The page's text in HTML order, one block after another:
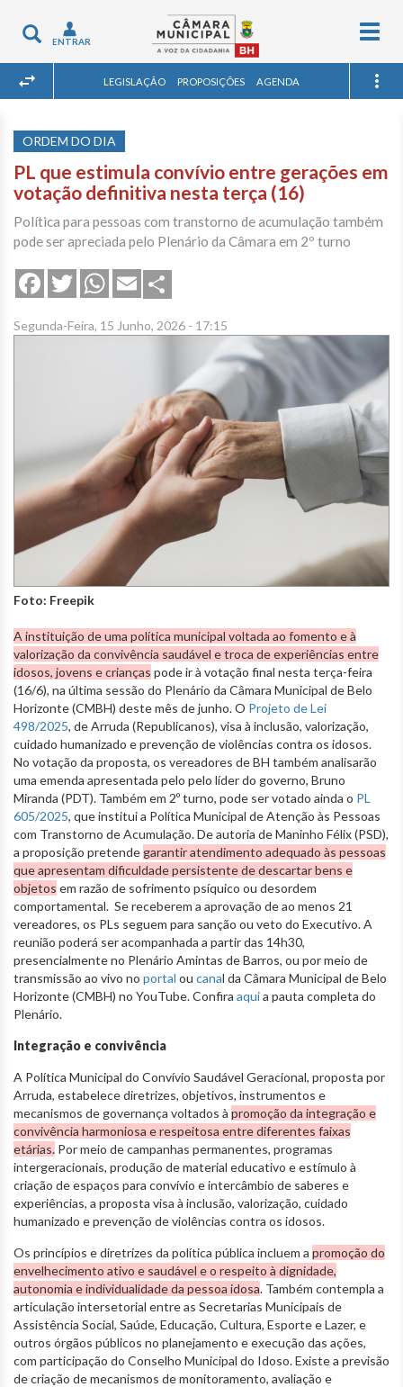
Toggle
navigation
ENTRAR
LEGISLAÇÃO PROPOSIÇÕES AGENDA
ORDEM DO DIA
PL que estimula convívio entre gerações em
votação definitiva nesta terça (16)
Política para pessoas com transtorno de acumulação também
pode ser apreciada pelo Plenário da Câmara em 2º turno
FacebookTwitterWhatsApp
Email
Segunda-Feira, 15 Junho, 2026 - 17:15
Foto: Freepik
A instituição de uma política municipal voltada ao fomento e à
valorização da convivência saudável e troca de experiências entre
idosos, jovens e crianças pode ir à votação final nesta terça-feira
(16/6), na última sessão do Plenário da Câmara Municipal de Belo
Horizonte (CMBH) deste mês de junho. O Projeto de Lei
498/2025, de Arruda (Republicanos), visa à inclusão, valorização,
cuidado humanizado e prevenção de violências contra os idosos.
No votação da proposta, os vereadores de BH também analisarão
uma emenda apresentada pelo pelo líder do governo, Bruno
Miranda (PDT). Também em 2º turno, pode ser votado ainda o PL
605/2025, que institui a Política Municipal de Atenção às Pessoas
com Transtorno de Acumulação. De autoria de Maninho Félix (PSD),
a proposição pretende garantir atendimento adequado às pessoas
que apresentam dificuldade persistente de descartar bens e
objetos em razão de sofrimento psíquico ou desordem
comportamental. Se receberem a aprovação de ao menos 21
vereadores, os PLs seguem para sanção ou veto do Executivo. A
reunião poderá ser acompanhada a partir das 14h30,
presencialmente no Plenário Amintas de Barros, ou por meio de
transmissão ao vivo no portal ou canal da Câmara Municipal de Belo
Horizonte (CMBH) no YouTube. Confira aquia pauta completa do
Plenário.
Integração e convivência
A Política Municipal do Convívio Saudável Geracional, proposta por
Arruda, estabelece diretrizes, objetivos, instrumentos e
mecanismos de governança voltados à promoção da integração e
convivência harmoniosa e respeitosa entre diferentes faixas
etárias. Por meio de campanhas permanentes, programas
intergeracionais, produção de material educativo e estímulo à
criação de espaços para convívio e intercâmbio de saberes e
experiências, a proposta visa à inclusão, valorização, cuidado
humanizado e prevenção de violências contra os idosos.
Os princípios e diretrizes da política pública incluem a promoção do
envelhecimento ativo e saudável e o respeito à dignidade,
autonomia e individualidade da pessoa idosa. Também contempla a
articulação intersetorial entre as Secretarias Municipais de
Assistência Social, Saúde, Educação, Cultura, Esporte e Lazer, e
outros órgãos públicos no planejamento e execução das ações,
com participação do Conselho Municipal do Idoso. Existe a previsão
de criação de mecanismos de monitoramento, avaliação e